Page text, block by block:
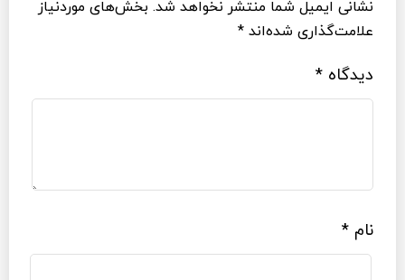
نشانی ایمیل شما منتشر نخواهد شد. بخش‌های موردنیاز
علامت‌گذاری شده‌اند *
دیدگاه *
نام *